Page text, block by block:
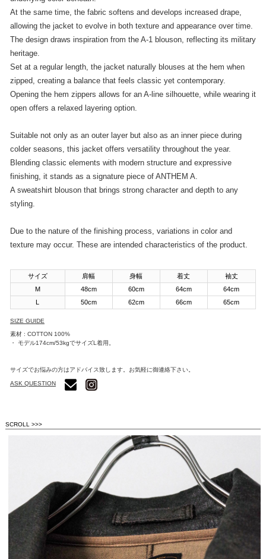
At the same time, the fabric softens and develops increased drape,
allowing the jacket to evolve in both texture and appearance over time.
The design draws inspiration from the A-1 blouson, reflecting its military
heritage.
Set at a regular length, the jacket naturally blouses at the hem when
zipped, creating a balance that feels classic yet contemporary.
Opening the hem zippers allows for an A-line silhouette, while wearing it
open offers a relaxed layering option.
Suitable not only as an outer layer but also as an inner piece during
colder seasons, this jacket offers versatility throughout the year.
Blending classic elements with modern structure and expressive
finishing, it stands as a signature piece of ANTHEM A.
A sweatshirt blouson that brings strong character and depth to any
styling.
Due to the nature of the finishing process, variations in color and
texture may occur. These are intended characteristics of the product.
サイズ 肩幅 身幅 着丈
袖丈
M
48cm 60cm 64cm
64cm
50cm 62cm 66cm 65cm
SIZE GUIDE
素材 : COTTON 100%
・ モデル174cm/53kgでサイズL着用。
サイズでお悩みの方はアドバイス致します。お気軽に御連絡下さい。
ASK QUESTION
SCROLL >>>